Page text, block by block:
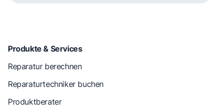
Produkte & Services
Reparatur berechnen
Reparaturtechniker buchen
Produktberater